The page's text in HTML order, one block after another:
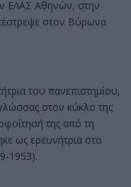
ΕΛΑΣ Αθηνών, στην
στον Βύρωνα
του πανεπιστημίου,
στον κύκλο της
της από τη
ως ερευνήτρια στο
1953).